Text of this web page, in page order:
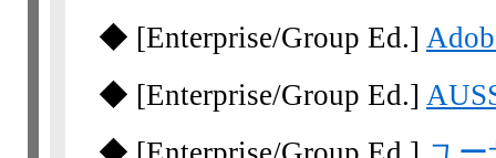
◆ [Enterprise/Group Ed.]
◆ [Enterprise/Group Ed.]